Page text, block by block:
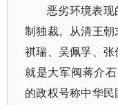
恶劣环境表
制独裁。从清王
祺瑞、吴佩孚、
就是大军阀蒋介
的政权号称中华